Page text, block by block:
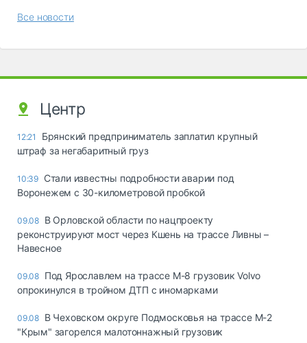
Все новости
Центр
12:21
Брянский предприниматель заплатил крупный
штраф за негабаритный груз
10:39 Стали известны подробности аварии под
Воронежем с 30-километровой пробкой
09.08 В Орловской области по нацпроекту
реконструируют мост через Кшень на трассе Ливны –
Навесное
09.08 Под Ярославлем на трассе М-8 грузовик Volvo
опрокинулся в тройном ДТП с иномарками
09.08 В Чеховском округе Подмосковья на трассе М-2
"Крым" загорелся малотоннажный грузовик